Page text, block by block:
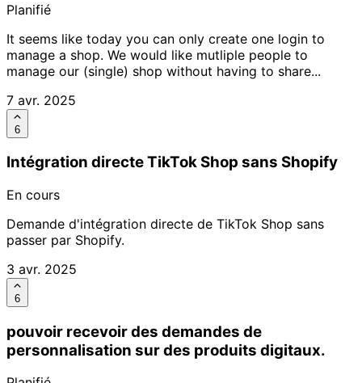
Planifié
It seems like today you can only create one login to
manage a shop. We would like mutliple people to
manage our (single) shop without having to share...
7 avr. 2025
6
Intégration directe TikTok Shop sans Shopify
En cours
Demande d'intégration directe de TikTok Shop sans
passer par Shopify.
3 avr. 2025
6
pouvoir recevoir des demandes de
personnalisation sur des produits digitaux.